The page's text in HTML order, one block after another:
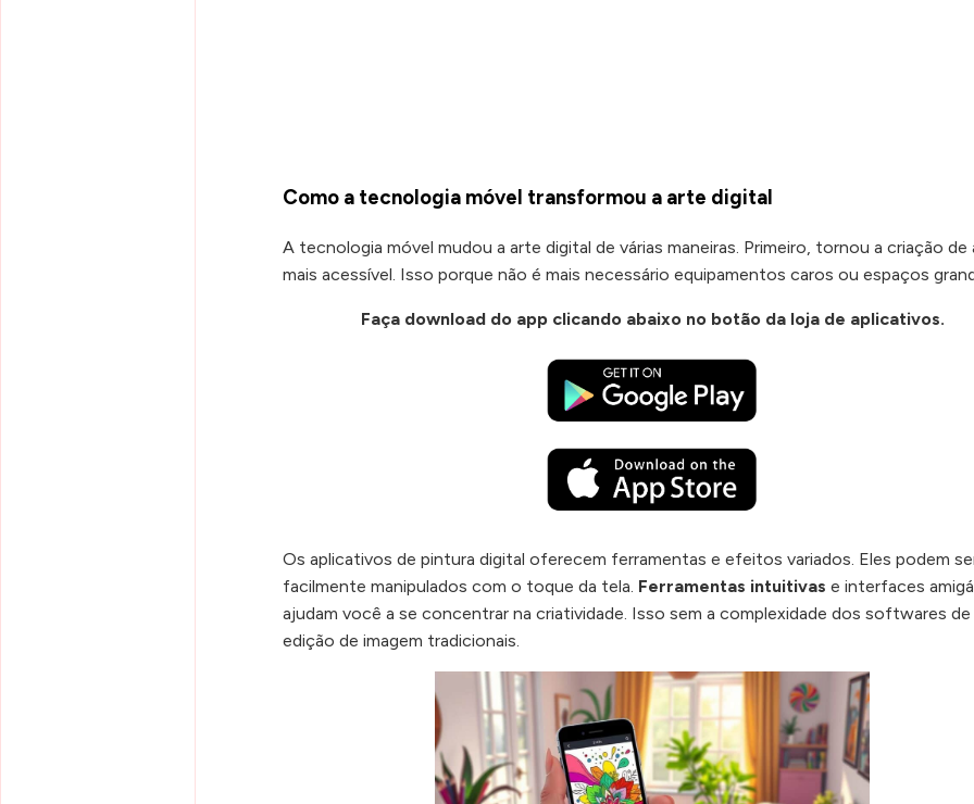
Como a tecnologia móvel transformou a arte digital
A tecnologia móvel mudou a arte digital de várias maneiras. Primeiro, tornou a criação de
mais acessível. Isso porque não é mais necessário equipamentos caros ou espaços
Faça download do app clicando abaixo no botão da loja de aplicativos.
Os aplicativos de pintura digital oferecem ferramentas e efeitos variados. Eles podem
facilmente manipulados com o toque da tela. Ferramentas intuitivas e interfaces
ajudam você a se concentrar na criatividade. Isso sem a complexidade dos softwares de
edição de imagem tradicionais.